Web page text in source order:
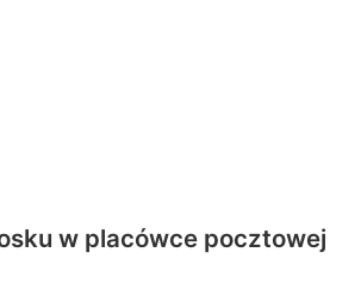
w placówce pocztowej